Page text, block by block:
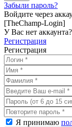
Забыли пароль?
Войдите через
[TheChamp-Login]
У Вас нет аккаунта?
Регистрация
Регистрация
Я принимаю